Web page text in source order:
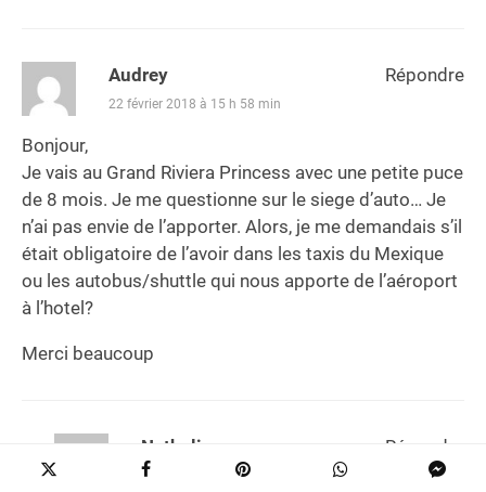
Audrey
22 février 2018 à 15 h 58 min
Bonjour,
Je vais au Grand Riviera Princess avec une petite puce
de 8 mois. Je me questionne sur le siege d’auto… Je
n’ai pas envie de l’apporter. Alors, je me demandais s’il
était obligatoire de l’avoir dans les taxis du Mexique
ou les autobus/shuttle qui nous apporte de l’aéroport
à l’hotel?
Merci beaucoup
Répondre
Nathalie
23 février 2018 à 20 h 52 min
Répondre